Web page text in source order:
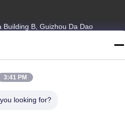
B, Guizhou Da Dao
Guangdong, China
3:41 PM
looking for?